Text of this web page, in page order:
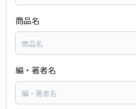
商品名
編・著者名